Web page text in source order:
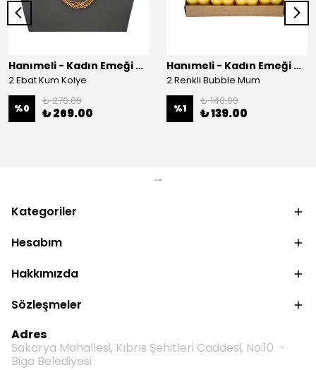
Hanımeli - Kadın Emeği Çarşısı
2 Ebat Kum Kolye
%0
₺ 270.00
₺ 269.00
Hanımeli - Kadın Emeği Çarşısı
2 Renkli Bubble Mum
%1
₺ 140.00
₺ 139.00
Kategoriler
Hesabım
Hakkımızda
Sözleşmeler
Adres
Sakarya Mahallesi, Kıbrıs Şehitleri Caddesi, No:10 -
Biga Belediyesi